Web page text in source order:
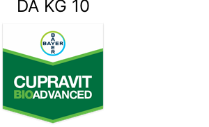
DA KG 10